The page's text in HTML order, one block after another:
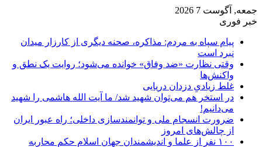
جمعه, آگوست 7 2026
خبر فوری
پیام سپاه به مردم: مذاکره، صحنه دیگری از کارزار میدان
نبرد است
وقتی نظارت «ضد وفاق» خوانده می‌شود؛ روایت یک نطق و
واکنش‌ها
غلط زیادیِ دزدان دریایی
در استخر هم می‌توان شهید شد/ ما آیت الله هاشمی را شهید
می‌دانیم!
ضرورت انسجام ملی و توانمندسازی داخلی؛ راه عبور ایران
از چالش‌های امروز
۱۰۰ نفر از علما و اندیشمندان جهان اسلام حکم محاربه